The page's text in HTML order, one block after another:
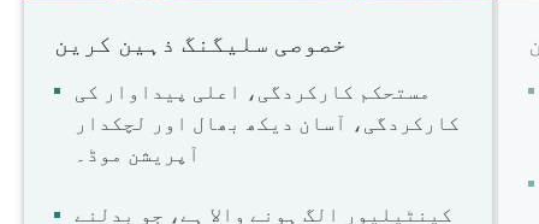
خصوصی سلیگنگ ذہین کرین
مستحکم کارکردگی، اعلی پیداوار کی
کارکردگی، آسان دیکھ بھال اور لچکدار
آپریشن موڈ۔
کینٹیلیور الگ ہونے والا ہے، جو بدلنے